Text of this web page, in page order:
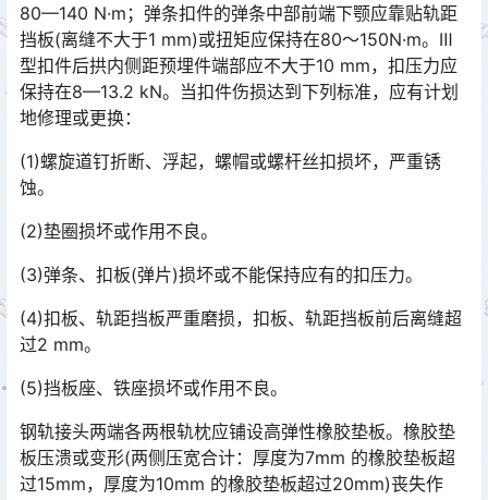
80—140 N·m；弹条扣件的弹条中部前端下颚应靠贴轨距
挡板(离缝不大于1 mm)或扭矩应保持在80～150N·m。Ⅲ
型扣件后拱内侧距预埋件端部应不大于10 mm，扣压力应
保持在8—13.2 kN。当扣件伤损达到下列标准，应有计划
地修理或更换：󠅅󠅃󠄵󠅂󠄪󠇖󠆨󠆨󠇕󠆞󠆒󠅬󠇘󠆭󠆘󠇙󠆝󠅵󠇗󠆭󠆁󠄐󠇗󠅹󠅸󠇖󠆍󠅳󠇖󠅹󠅰󠇖󠆌󠅹
(1)螺旋道钉折断、浮起，螺帽或螺杆丝扣损坏，严重锈
蚀。
(2)垫圈损坏或作用不良。
(3)弹条、扣板(弹片)损坏或不能保持应有的扣压力。
(4)扣板、轨距挡板严重磨损，扣板、轨距挡板前后离缝超
过2 mm。
(5)挡板座、铁座损坏或作用不良。
钢轨接头两端各两根轨枕应铺设高弹性橡胶垫板。橡胶垫
板压溃或变形(两侧压宽合计：厚度为7mm 的橡胶垫板超
过15mm，厚度为10mm 的橡胶垫板超过20mm)丧失作